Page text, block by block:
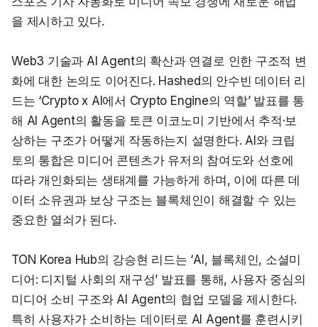
을 제시하고 있다.
Web3 기술과 AI Agent의 확산과 연결로 인한 구조적 변
화에 대한 논의도 이어진다. Hashed의 안수빈 데이터 리
드는 ‘Crypto x AI에서 Crypto Engine의 역할’ 발표를 통
해 AI Agent의 활동을 토큰 이코노미 기반에서 추적·보
상하는 구조가 어떻게 작동하는지 설명한다. AI와 크립
토의 통합은 미디어 콘텐츠가 유저의 참여도와 선호에
따라 개인화되는 생태계를 가능하게 하며, 이에 따른 데
이터 소유권과 보상 구조는 블록체인이 해결할 수 있는
중요한 열쇠가 된다.
TON Korea Hub의 강승현 리드는 ‘AI, 블록체인, 소셜미
디어: 디지털 사회의 재구성’ 발표를 통해, 사용자 중심의
미디어 소비 구조와 AI Agent의 협업 모델을 제시한다.
특히 사용자가 소비하는 데이터로 AI Agent를 훈련시키